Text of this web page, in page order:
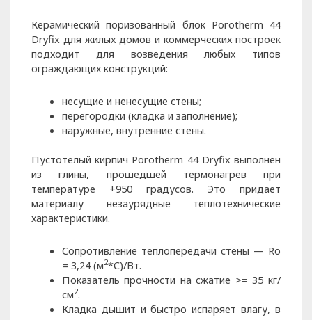
Керамический поризованный блок Porotherm 44
Dryfix для жилых домов и коммерческих построек
подходит для возведения любых типов
ограждающих конструкций:
несущие и ненесущие стены;
перегородки (кладка и заполнение);
наружные, внутренние стены.
Пустотелый кирпич Porotherm 44 Dryfix выполнен
из глины, прошедшей термонагрев при
температуре +950 градусов. Это придает
материалу незаурядные теплотехнические
характеристики.
Сопротивление теплопередачи стены — Ro
= 3,24 (м2*С)/Вт.
Показатель прочности на сжатие >= 35 кг/
см2.
Кладка дышит и быстро испаряет влагу, в